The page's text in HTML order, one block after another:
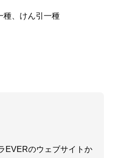
種、けん引一種
EVERのウェブサイトか